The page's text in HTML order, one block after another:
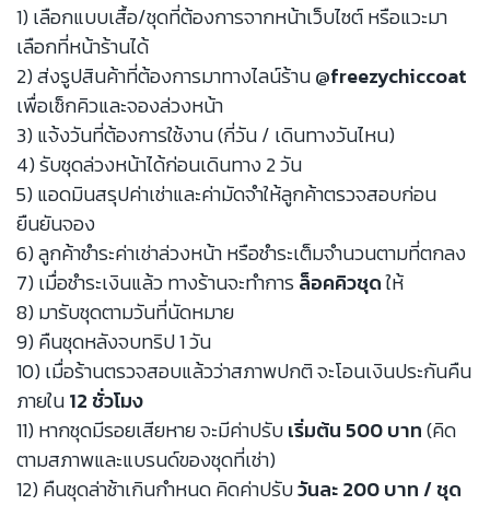
1) เลือกแบบเสื้อ/ชุดที่ต้องการจากหน้าเว็บไซต์ หรือแวะมา
เลือกที่หน้าร้านได้
2) ส่งรูปสินค้าที่ต้องการมาทางไลน์ร้าน@freezychiccoat
เพื่อเช็กคิวและจองล่วงหน้า
3) แจ้งวันที่ต้องการใช้งาน (กี่วัน / เดินทางวันไหน)
4) รับชุดล่วงหน้าได้ก่อนเดินทาง 2 วัน
5) แอดมินสรุปค่าเช่าและค่ามัดจำให้ลูกค้าตรวจสอบก่อน
ยืนยันจอง
6) ลูกค้าชำระค่าเช่าล่วงหน้า หรือชำระเต็มจำนวนตามที่ตกลง
7) เมื่อชำระเงินแล้ว ทางร้านจะทำการล็อคคิวชุดให้
8) มารับชุดตามวันที่นัดหมาย
9) คืนชุดหลังจบทริป 1 วัน
10) เมื่อร้านตรวจสอบแล้วว่าสภาพปกติ จะโอนเงินประกันคืน
ภายใน12 ชั่วโมง
11) หากชุดมีรอยเสียหาย จะมีค่าปรับเริ่มต้น 500 บาท(คิด
ตามสภาพและแบรนด์ของชุดที่เช่า)
12) คืนชุดล่าช้าเกินกำหนด คิดค่าปรับวันละ 200 บาท / ชุด